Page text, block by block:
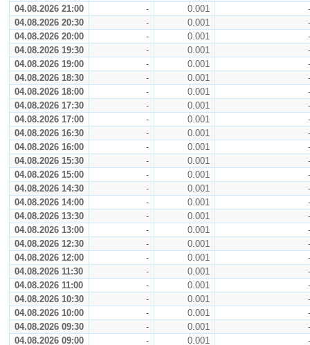
04.08.2026 21:00
- 0.001
-
04.08.2026 20:30
- 0.001
-
04.08.2026 20:00
- 0.001
-
04.08.2026 19:30
- 0.001
-
04.08.2026 19:00
- 0.001
-
04.08.2026 18:30
- 0.001
-
04.08.2026 18:00
- 0.001
-
04.08.2026 17:30
- 0.001
-
04.08.2026 17:00
- 0.001
-
04.08.2026 16:30
- 0.001
-
04.08.2026 16:00
- 0.001
-
04.08.2026 15:30
- 0.001
-
04.08.2026 15:00
- 0.001
-
04.08.2026 14:30
- 0.001
-
04.08.2026 14:00
- 0.001
-
04.08.2026 13:30
- 0.001
-
04.08.2026 13:00
- 0.001
-
04.08.2026 12:30
- 0.001
-
04.08.2026 12:00
- 0.001
-
04.08.2026 11:30
- 0.001
-
04.08.2026 11:00
- 0.001
-
04.08.2026 10:30
- 0.001
-
04.08.2026 10:00
- 0.001
-
04.08.2026 09:30
- 0.001
-
04.08.2026 09:00
- 0.001
-